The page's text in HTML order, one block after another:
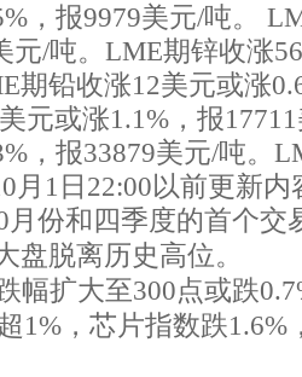
，报9979美元/吨。
元/吨。LME期锌收涨
期铅收涨12美元或涨
元或涨1.1%，报
，报33879美元/吨。
月1日22:00以前更新内
月份和四季度的首个交
盘脱离历史高位。
幅扩大至300点或跌
1%，芯片指数跌